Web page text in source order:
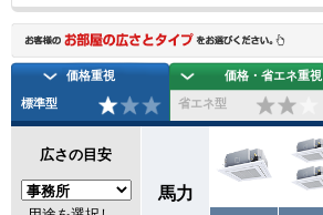
価格重視
標準型
価格・省エネ重視
省エネ型
広さの目安
馬力